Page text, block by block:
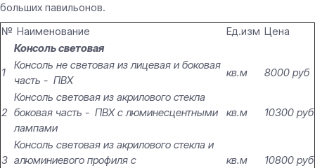
больших павильонов.
№ Наименование Ед.изм Цена
Консоль световая
1
Консоль не световая из лицевая и боковая
часть - ПВХ
кв.м 8000 руб
2
Консоль световая из акрилового стекла
боковая часть - ПВХ с люминесцентными
лампами
кв.м 10300 руб
3
Консоль световая из акрилового стекла и
алюминиевого профиля с
кв.м 10800 руб